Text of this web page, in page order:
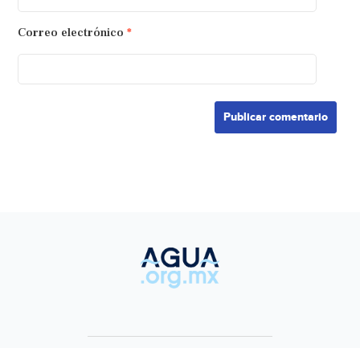
Correo electrónico *